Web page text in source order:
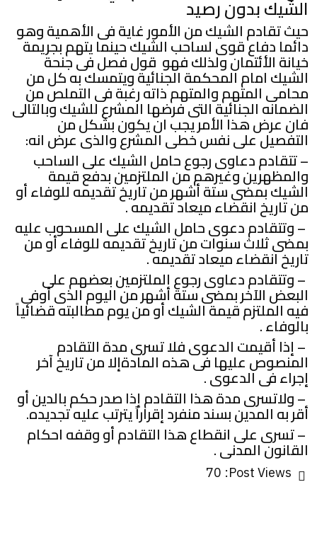
الشيك بدون رصيد
حيث تقادم الشيك من الأمور غاية فى الأهمية وهو
دائما دفاع قوى لساحب الشيك حينما يتهم بجريمة
خيانة الأئتمان ولذلك فهو قول فصل فى جنحة
الشيك امام المحكمة الجنائية ويتمسك به كل من
محامى المتهم والمتهم ذاته رغبة فى التملص من
الضمانه الجنائية التى فرضها المشرع للشيك وبالتالى
فان عرض هذا الأمر يجب ان يكون بشكل من
التفصيل على نفس خطى المشرع والذى عرض انه:
– تتقادم دعاوى رجوع حامل الشيك على الساحب
والمظهرين وغيرهم من الملتزمين بدفع قيمة
الشيك بمضى ستة أشهر من تاريخ تقديمه للوفاء أو
من تاريخ انقضاء ميعاد تقديمه .
– وتتقادم دعوى حامل الشيك على المسحوب عليه
بمضى ثلاث سنوات من تاريخ تقديمه للوفاء أو من
تاريخ انقضاء ميعاد تقديمه .
– وتتقادم دعاوى رجوع الملتزمين بعضهم على
البعض الآخر بمضى ستة أشهر من اليوم الذى أوفى
فيه الملتزم قيمة الشيك أو من يوم مطالبته قضائياً
بالوفاء .
– إذا أقيمت الدعوى فلا تسرى مدة التقادم
المنصوص عليها فى هذه المادةإلا من تاريخ آخر
إجراء فى الدعوى .
– ولاتسرى مدة هذا التقادم إذا صدر حكم بالدين أو
أقر به المدين بسند منفرد إقراراً يترتب عليه تجديده.
– تسرى على انقطاع هذا التقادم أو وقفه احكام
القانون المدنى .
Post Views:
70